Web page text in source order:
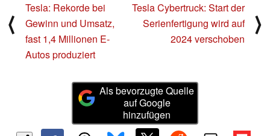
⟨
Tesla: Rekorde bei
Gewinn und Umsatz,
fast 1,4 Millionen E-
Autos produziert
Tesla Cybertruck: Start der
Serienfertigung wird auf
2024 verschoben
⟩
Als bevorzugte Quelle
auf Google
hinzufügen